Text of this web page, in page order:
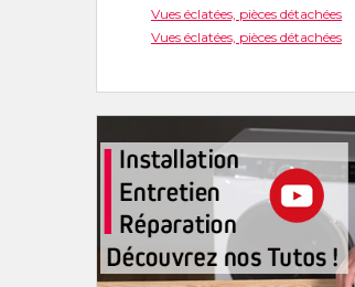
Vues éclatées, pièces détachées
Vues éclatées, pièces détachées